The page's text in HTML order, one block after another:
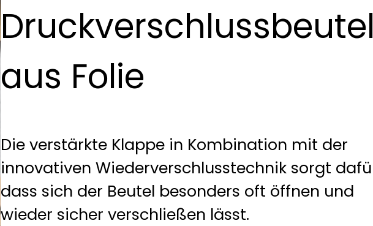
aus Folie
Die verstärkte Klappe in Kombination mit der
innovativen Wiederverschlusstechnik sorgt
dass sich der Beutel besonders oft öffnen und
wieder sicher verschließen lässt.